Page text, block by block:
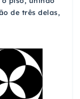
de três delas,